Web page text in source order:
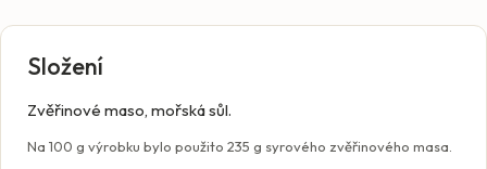
Složení
Zvěřinové maso, mořská sůl.
Na 100 g výrobku bylo použito 235 g syrového zvěřinového masa.